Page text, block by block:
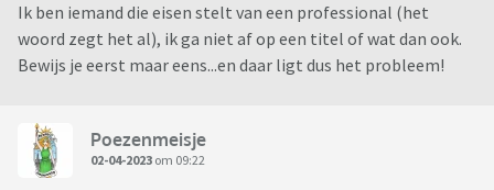
Ik ben iemand die eisen stelt van een professional (het
woord zegt het al), ik ga niet af op een titel of wat dan ook.
Bewijs je eerst maar eens...en daar ligt dus het probleem!
Poezenmeisje
02-04-2023 om 09:22